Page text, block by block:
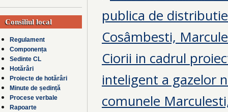
Consiliul local
Regulament
Componența
Sedinte CL
Hotărâri
Proiecte de hotărâri
Minute de ședință
Procese verbale
Rapoarte
publica de
Cosâmbesti,
Ciorii in cadrul
inteligent a gazelor
comunele